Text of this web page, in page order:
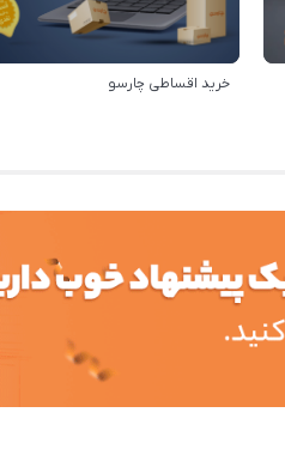
خرید اقساطی چارسو